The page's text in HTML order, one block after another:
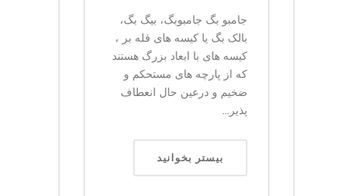
جامبو بگ جامبوبگ، بیگ بگ،
بالک بگ یا کیسه های فله بر ،
کیسه های با ابعاد بزرگ هستند
که از پارچه های مستحکم و
ضخیم و درعین حال انعطاف
پذیر...
بیستر بخوانید